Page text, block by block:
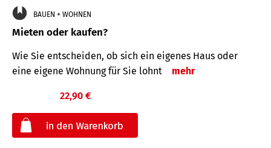
BAUEN + WOHNEN
Mieten oder kaufen?
Wie Sie entscheiden, ob sich ein eigenes Haus oder
eine eigene Wohnung für Sie lohnt
mehr
22,90 €